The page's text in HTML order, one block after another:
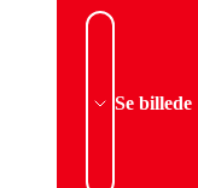
Se billede